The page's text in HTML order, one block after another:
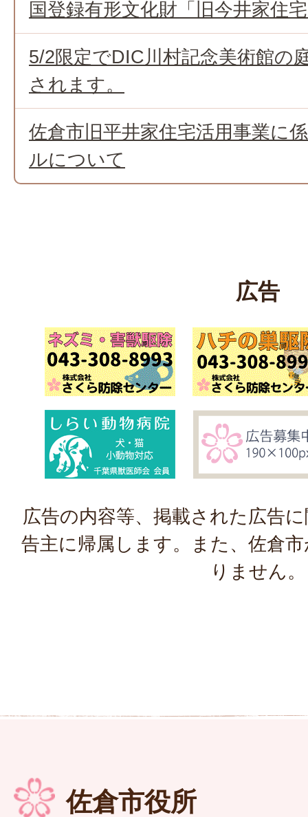
国登録有形文化財「旧今井家住
5/2限定でDIC川村記念美術館の
されます。
佐倉市旧平井家住宅活用事業に
ルについて
広告
広告の内容等、掲載された広告
告主に帰属します。また、佐倉
りません。
佐倉市役所